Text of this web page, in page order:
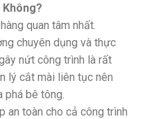
Không?
quan tâm nhất.
chuyên dụng và thực
nứt công trình là rất
lý cắt mài liên tục nên
bê tông.
an toàn cho cả công trình